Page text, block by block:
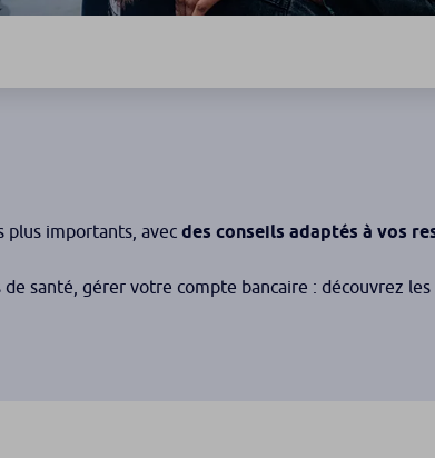
plus importants, avec des conseils adaptés à vos
santé, gérer votre compte bancaire : découvrez